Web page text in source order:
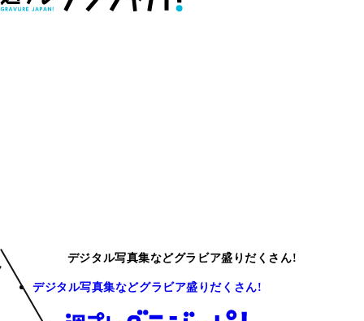
デジタル写真集などグラビア盛りだくさん!
デジタル写真集などグラビア盛りだくさん!